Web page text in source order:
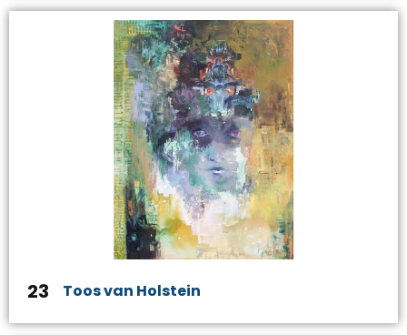
23 Toos van Holstein